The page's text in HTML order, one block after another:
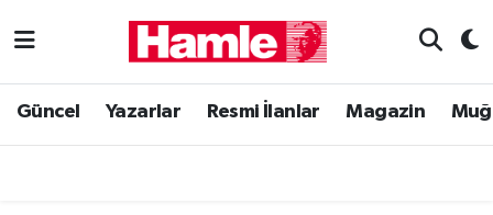
Güncel Yazarlar Resmi İlanlar Magazin
Güncel
Muğla Nöbetçi Eczaneler